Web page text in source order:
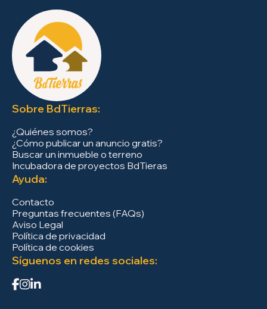
Sobre BdTierras:
¿Quiénes somos?
¿Cómo publicar un anuncio gratis?
Buscar un inmueble o terreno
Incubadora de proyectos BdTieras
Ayuda:
Contacto
Preguntas frecuentes (FAQs)
Aviso Legal
Política de privacidad
Política de cookies
Síguenos en redes sociales: